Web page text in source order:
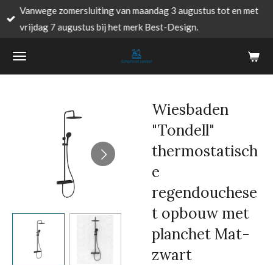
Ga
direct
de
Vanwege zomersluiting van maandag 3 augustus tot en met
vrijdag 7 augustus bij het merk Best-Design.
Wiesbaden
"Tondell"
thermostatisch
e
regendouchese
t opbouw met
planchet Mat-
zwart